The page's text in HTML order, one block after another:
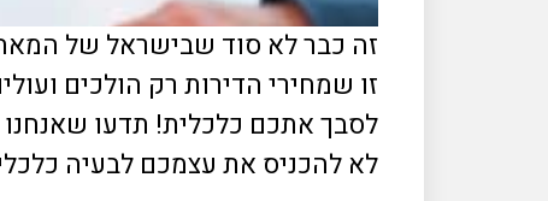
זו שמחירי הדירות רק הולכים
לסבך אתכם כלכלית! תדעו
לא להכניס את עצמכם לבעיה